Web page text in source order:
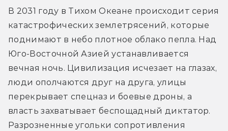
В 2031 году в Тихом Океане происходит серия
катастрофических землетрясений, которые
поднимают в небо плотное облако пепла. Над
Юго-Восточной Азией устанавливается
вечная ночь. Цивилизация исчезает на глазах,
люди ополчаются друг на друга, улицы
перекрывает спецназ и боевые дроны, а
власть захватывает беспощадный диктатор.
Разрозненные угольки сопротивления